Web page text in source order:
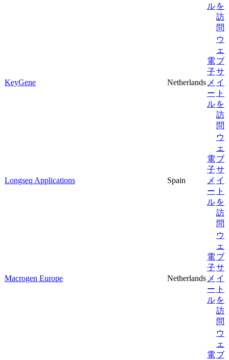
ル を
訪
問
KeyGene Netherlands
電
子
メ
ー
ル
ウ
ェ
ブ
サ
イ
ト
を
訪
問
Longseq Applications Spain
電
子
メ
ー
ル
ウ
ェ
ブ
サ
イ
ト
を
訪
問
Macrogen Europe Netherlands
電
子
メ
ー
ル
ウ
ェ
ブ
サ
イ
ト
を
訪
問
電
ウ
ェ
ブ